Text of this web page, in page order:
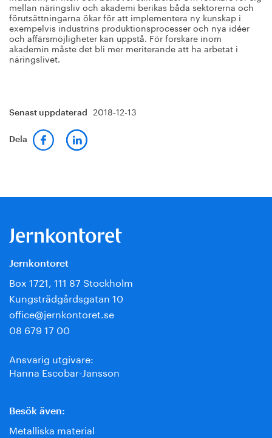
mellan näringsliv och akademi berikas båda sektorerna och
förutsättningarna ökar för att implementera ny kunskap i
exempelvis industrins produktionsprocesser och nya idéer
och affärsmöjligheter kan uppstå. För forskare inom
akademin måste det bli mer meriterande att ha arbetat i
näringslivet.
Senast uppdaterad 2018-12-13
Dela
Jernkontoret
Box 1721, 111 87 Stockholm
Kungsträdgårdsgatan 10
office@jernkontoret.se
08 679 17 00
Ansvarig utgivare:
Hanna Escobar-Jansson
Besök även:
Metalliska material